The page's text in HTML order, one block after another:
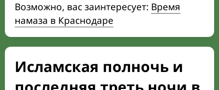
Возможно, вас заинтересует: Время
намаза в Краснодаре
Исламская полночь и